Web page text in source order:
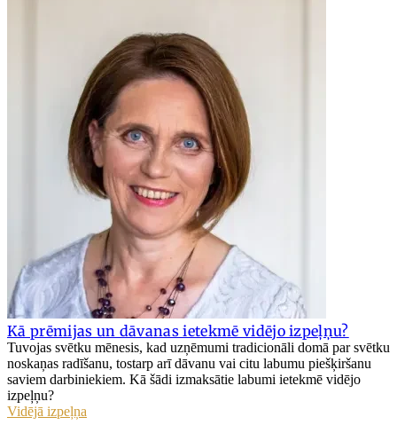
Kā prēmijas un dāvanas ietekmē vidējo izpeļņu?
Tuvojas svētku mēnesis, kad uzņēmumi tradicionāli domā par svētku
noskaņas radīšanu, tostarp arī dāvanu vai citu labumu piešķiršanu
saviem darbiniekiem. Kā šādi izmaksātie labumi ietekmē vidējo
izpeļņu?
Vidējā izpeļņa